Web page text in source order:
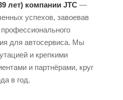
лет) компании JTC —
успехов, завоевав
для автосервиса. Мы
и крепкими
и партнёрами, круг
в год.